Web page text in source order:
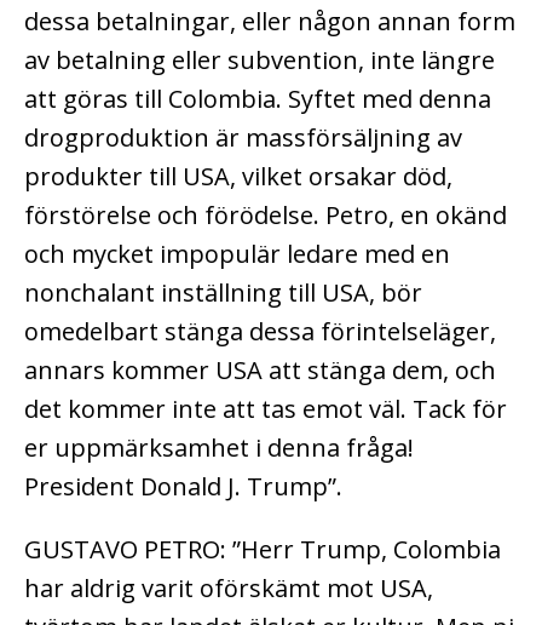
dessa betalningar, eller någon annan form
av betalning eller subvention, inte längre
att göras till Colombia. Syftet med denna
drogproduktion är massförsäljning av
produkter till USA, vilket orsakar död,
förstörelse och förödelse. Petro, en okänd
och mycket impopulär ledare med en
nonchalant inställning till USA, bör
omedelbart stänga dessa förintelseläger,
annars kommer USA att stänga dem, och
det kommer inte att tas emot väl. Tack för
er uppmärksamhet i denna fråga!
President Donald J. Trump”.
GUSTAVO PETRO: ”Herr Trump, Colombia
har aldrig varit oförskämt mot USA,